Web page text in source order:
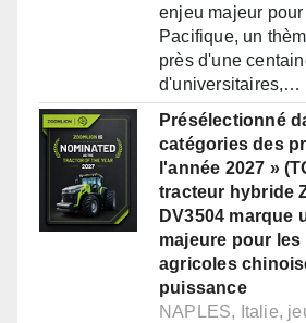
enjeu majeur
Pacifique, un
près d'une
d'universitaires,…
Présélectionné
catégories des
l'année 2027 »
tracteur hybride
DV3504 marque
majeure pour
agricoles
puissance
NAPLES, Italie,